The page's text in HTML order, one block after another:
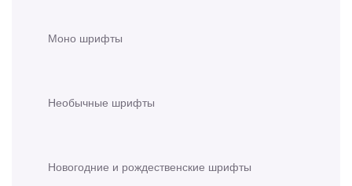
Моно шрифты
Необычные шрифты
Новогодние и рождественские шрифты